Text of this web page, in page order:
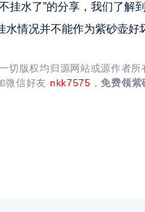
挂水了”的分享，我们了
情况并不能作为紫砂壶好
切版权均归源网站或源作者所
微信好友 nkk7575 ，免费领紫